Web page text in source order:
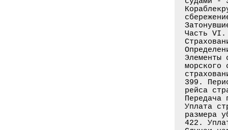
Часть
Элементы
морского
399.
рейса
Уплата
размера
422.